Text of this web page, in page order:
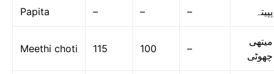
Papita – – – پپیتہ
Meethi choti 115 100 –
میتھی
چھوٹی